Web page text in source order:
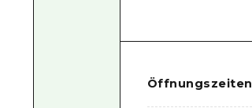
Öffnungszeiten